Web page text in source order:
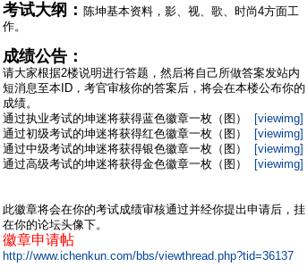
考试大纲： 陈坤基本资料，影、视、歌、时尚4方面工
作。
成绩公告：
请大家根据2楼说明进行答题，然后将自己所做答案发站内
短消息至本ID，考官审核你的答案后，将会在本楼公布你的
成绩。
通过执业考试的坤迷将获得蓝色徽章一枚（图）
[viewimg]
通过初级考试的坤迷将获得红色徽章一枚（图）
[viewimg]
通过中级考试的坤迷将获得银色徽章一枚（图）
[viewimg]
通过高级考试的坤迷将获得金色徽章一枚（图）
[viewimg]
此徽章将会在你的考试成绩审核通过并经你提出申请后，挂
在你的论坛头像下。
徽章申请帖
http://www.ichenkun.com/bbs/viewthread.php?tid=36137